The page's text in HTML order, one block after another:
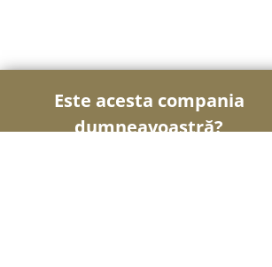
Este acesta compania
dumneavoastră?